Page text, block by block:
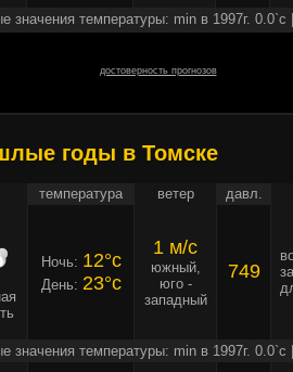
значения температуры: min в 1997г. 0.0`c
достоверность прогнозов
годы в Томске
температура ветер давл.
Ночь: 12°c
День: 23°c
1 м/c
южный,
юго -
западный
749
значения температуры: min в 1997г. 0.0`c